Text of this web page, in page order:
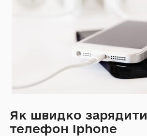
Як швидко зарядити
телефон Iphone